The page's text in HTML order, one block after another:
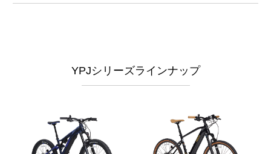
YPJシリーズラインナップ